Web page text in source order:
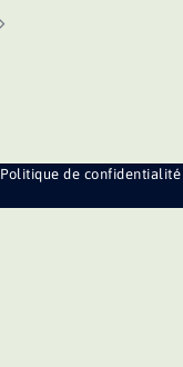
Politique de confidentialité